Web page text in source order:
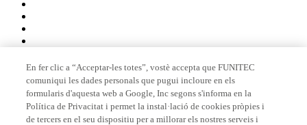
Membre de
En fer clic a “Acceptar-les totes”, vostè accepta que FUNITEC
comuniqui les dades personals que pugui incloure en els
formularis d'aquesta web a Google, Inc segons s'informa en la
Política de Privacitat i permet la instal·lació de cookies pròpies i
de tercers en el seu dispositiu per a millorar els nostres serveis i